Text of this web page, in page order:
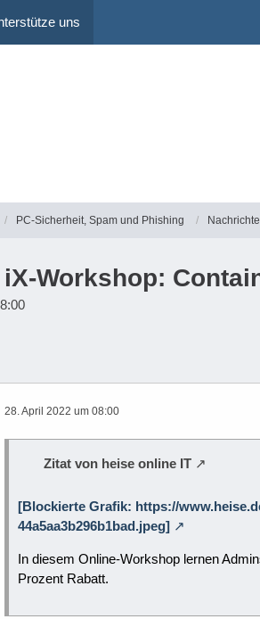
uns
PC-Sicherheit, Spam und Phishing
Workshop:
28. April 2022 um 08:00
Zitat von heise online IT
[Blockierte Grafik: https://
44a5aa3b296b1bad.jpeg]
In diesem Online-Workshop lernen
Prozent Rabatt.